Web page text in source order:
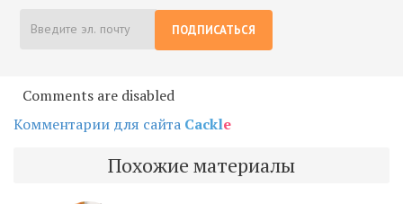
ПОДПИСАТЬСЯ
Comments are disabled
Комментарии для сайта Cackle
Похожие материалы